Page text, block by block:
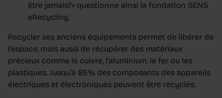
être jamais?» questionne ainsi la fondation SENS
eRecycling.
Recycler ses anciens équipements permet de libérer de
l’espace, mais aussi de récupérer des matériaux
précieux comme le cuivre, l’aluminium, le fer ou les
plastiques. Jusqu’à 85% des composants des appareils
électriques et électroniques peuvent être recyclés.